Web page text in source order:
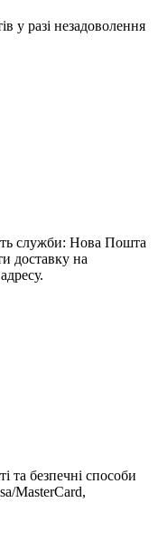
у разі незадоволення
служби: Нова Пошта
доставку на
та безпечні способи
MasterCard,